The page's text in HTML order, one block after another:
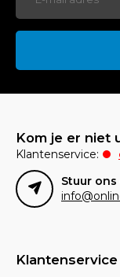
Kom je er niet
Klantenservice:
Stuur
Klantenservice